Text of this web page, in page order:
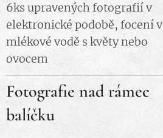
6ks upravených fotografií v
elektronické podobě, focení v
mlékové vodě s květy nebo
ovocem
Fotografie nad rámec
balíčku